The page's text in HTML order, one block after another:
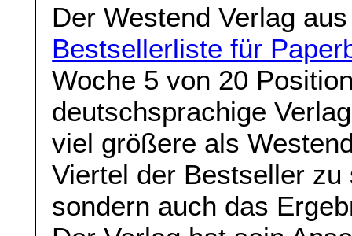
Der Westend Verlag
Bestsellerliste für
Woche 5 von 20
deutschsprachige
viel größere als
Viertel der Bestseller
sondern auch das